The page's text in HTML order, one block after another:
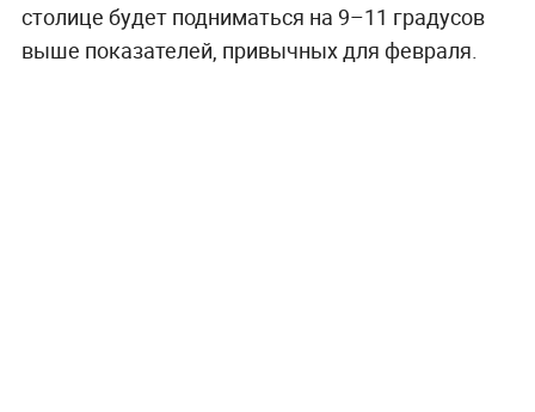
столице будет подниматься на 9–11 градусов
выше показателей, привычных для февраля.